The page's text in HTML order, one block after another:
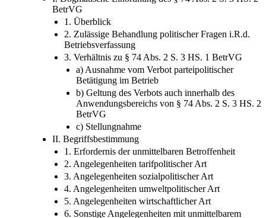
I. Dogmatische Einordnung des § 74 Abs. 2 S. 3 HS. 2
BetrVG
1. Überblick
2. Zulässige Behandlung politischer Fragen i.R.d.
Betriebsverfassung
3. Verhältnis zu § 74 Abs. 2 S. 3 HS. 1 BetrVG
a) Ausnahme vom Verbot parteipolitischer
Betätigung im Betrieb
b) Geltung des Verbots auch innerhalb des
Anwendungsbereichs von § 74 Abs. 2 S. 3 HS. 2
BetrVG
c) Stellungnahme
II. Begriffsbestimmung
1. Erfordernis der unmittelbaren Betroffenheit
2. Angelegenheiten tarifpolitischer Art
3. Angelegenheiten sozialpolitischer Art
4. Angelegenheiten umweltpolitischer Art
5. Angelegenheiten wirtschaftlicher Art